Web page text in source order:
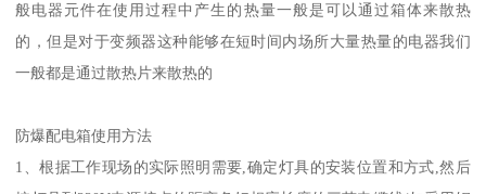
般电器元件在使用过程中产生的热量一般是可以通过箱体来散热
的，但是对于变频器这种能够在短时间内场所大量热量的电器我们
一般都是通过散热片来散热的
防爆配电箱使用方法
1、根据工作现场的实际照明需要,确定灯具的安装位置和方式,然后